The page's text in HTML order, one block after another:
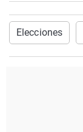
Elecciones